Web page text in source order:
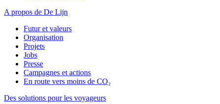
A propos de De Lijn
Futur et valeurs
Organisation
Projets
Jobs
Presse
Campagnes et actions
En route vers moins de CO₂
Des solutions pour les voyageurs